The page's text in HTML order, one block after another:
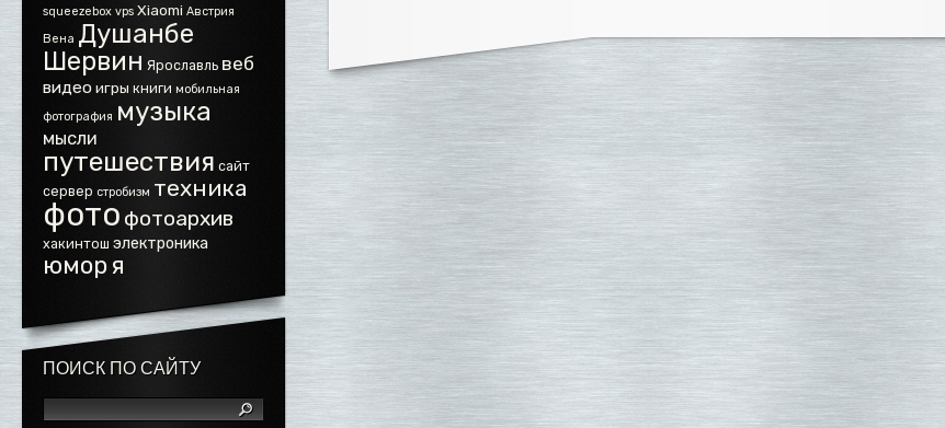
squeezebox vps Xiaomi Австрия
Вена Душанбе
Шервин Ярославль веб
видеоигры книги мобильная
фотография музыка
мысли
путешествия сайт
сервер стробизм техника
фото фотоархив
хакинтош электроника
юморя
ПОИСК ПО САЙТУ